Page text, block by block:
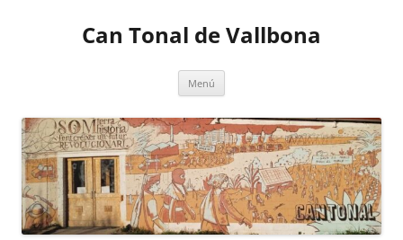
Can Tonal de Vallbona
Menú